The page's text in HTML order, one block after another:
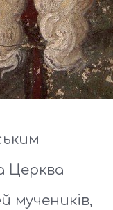
Церква
мучеників,